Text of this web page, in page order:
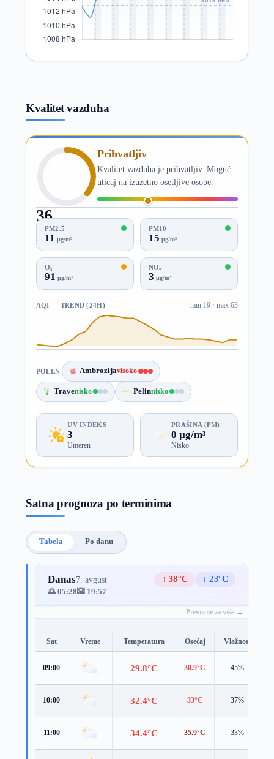
Kvalitet vazduha
36
AQI
Prihvatljiv
Kvalitet vazduha je prihvatljiv. Moguć
uticaj na izuzetno osetljive osobe.
PM2.5
11 µg/m³
PM10
15 µg/m³
O₃
91 µg/m³
NO₂
3 µg/m³
AQI — TREND (24H) min 19 · max 63
POLEN Ambrozijavisoko
Travenisko Pelinnisko
UV INDEKS
3
Umeren
PRAŠINA (PM)
0 µg/m³
Nisko
Satna prognoza po terminima
Tabela Po danu
Danas7. avgust ↑ 38°C
↓ 23°C
🌅 05:28🌇 19:57
Prevucite za više →
Sat Vreme Temperatura Osećaj Vlažnost
09:00 29.8°C 30.9°C 45%
10:00 32.4°C 33°C 37%
11:00 34.4°C 35.9°C 33%